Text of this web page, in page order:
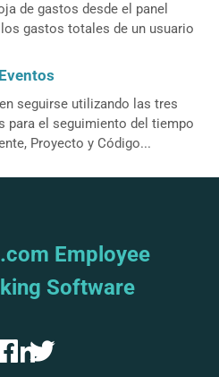
de gastos desde el panel
gastos totales de un usuario
seguirse utilizando las tres
para el seguimiento del tiempo
Proyecto y Código...
Employee
Software